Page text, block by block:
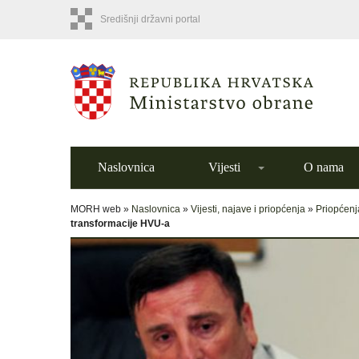
Središnji državni portal
Naslovnica Vijesti O nama
MORH web » Naslovnica » Vijesti, najave i priopćenja »
transformacije HVU-a